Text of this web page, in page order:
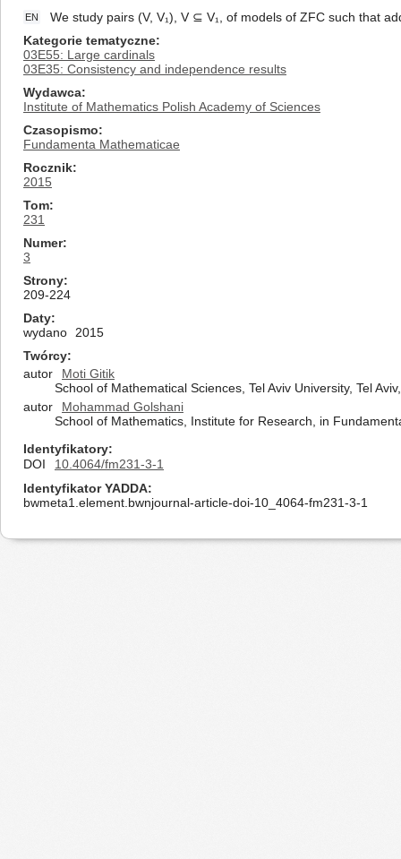
EN
We study pairs (V, V₁), V ⊆ V₁, of models of ZFC such that
Kategorie tematyczne
03E55: Large cardinals
03E35: Consistency and independence results
Wydawca
Institute of Mathematics Polish Academy of Sciences
Czasopismo
Fundamenta Mathematicae
Rocznik
2015
Tom
231
Numer
3
Strony
209-224
Daty
wydano
2015
Twórcy
autor
Moti Gitik
School of Mathematical Sciences, Tel Aviv University, Tel
autor
Mohammad Golshani
School of Mathematics, Institute for Research, in
Identyfikatory
DOI
10.4064/fm231-3-1
Identyfikator YADDA
bwmeta1.element.bwnjournal-article-doi-10_4064-fm231-3-1